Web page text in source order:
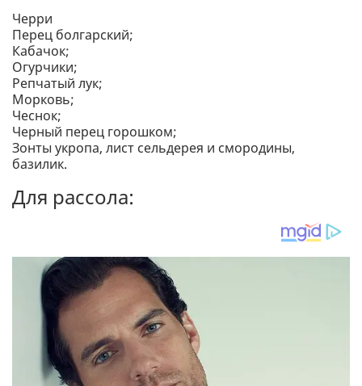
Черри
Перец болгарский;
Кабачок;
Огурчики;
Репчатый лук;
Морковь;
Чеснок;
Черный перец горошком;
Зонты укропа, лист сельдерея и смородины,
базилик.
Для рассола: